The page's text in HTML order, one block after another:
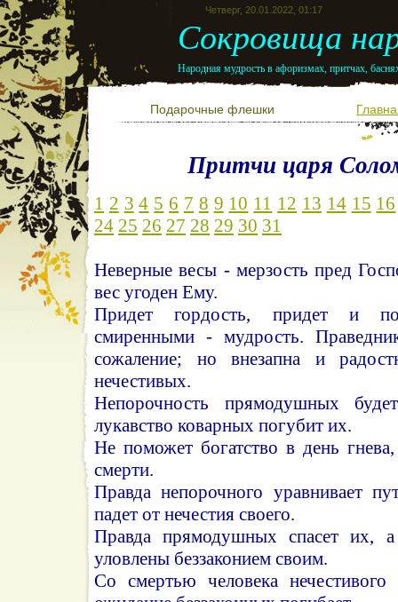
Четверг, 20.01.2022, 01:17
Сокровища
Народная мудрость в афоризмах, притчах,
Подарочные флешки
Притчи царя
1 2 3 4 5 6 7 8 9 10 11 12 13 14 15 16
24 25 26 27 28 29 30 31
Неверные весы - мерзость пред
вес угоден Ему.
Придет гордость, придет и
смиренными - мудрость.
сожаление; но внезапна и
нечестивых.
Непорочность прямодушных
лукавство коварных погубит их.
Не поможет богатство в день
смерти.
Правда непорочного уравнивает
падет от нечестия своего.
Правда прямодушных спасет их, а
уловлены беззаконием своим.
Со смертью человека нечестивого